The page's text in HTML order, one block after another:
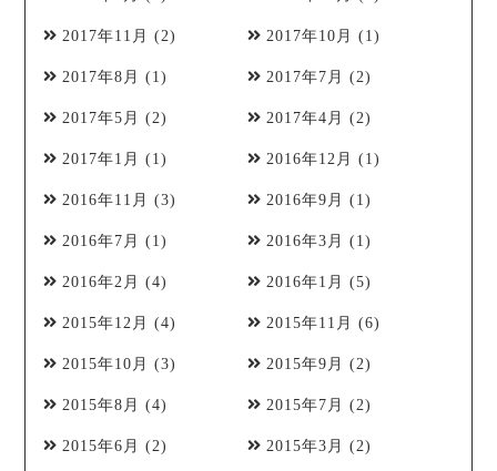
2017年11月 (2) 2017年10月 (1)
2017年8月 (1) 2017年7月 (2)
2017年5月 (2) 2017年4月 (2)
2017年1月 (1) 2016年12月 (1)
2016年11月 (3) 2016年9月 (1)
2016年7月 (1) 2016年3月 (1)
2016年2月 (4) 2016年1月 (5)
2015年12月 (4) 2015年11月 (6)
2015年10月 (3) 2015年9月 (2)
2015年8月 (4) 2015年7月 (2)
2015年6月 (2) 2015年3月 (2)